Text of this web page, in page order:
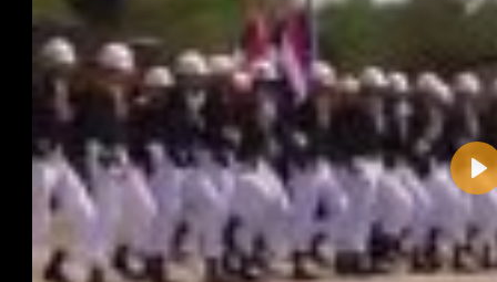
Name:
E-Mail-Adresse (optional):